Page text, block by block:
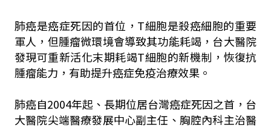
肺癌是癌症死因的首位，T細胞是殺癌細胞的重要
軍人，但腫瘤微環境會導致其功能耗竭，台大醫院
發現可重新活化末期耗竭T細胞的新機制，恢復抗
腫瘤能力，有助提升癌症免疫治療效果。
肺癌自2004年起、長期位居台灣癌症死因之首，台
大醫院尖端醫療發展中心副主任、胸腔內科主治醫